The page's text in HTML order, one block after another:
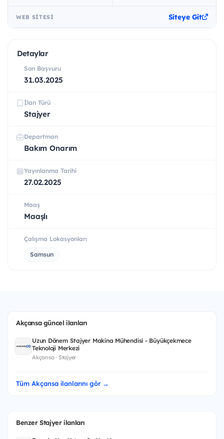
WEB SITESI Siteye Git
Detaylar
Son Başvuru
31.03.2025
İlan Türü
Stajyer
Departman
Bakım Onarım
Yayınlanma Tarihi
27.02.2025
Maaş
Maaşlı
Çalışma Lokasyonları
Samsun
Akçansa güncel ilanları
Uzun Dönem Stajyer Makina Mühendisi - Büyükçekmece
Teknoloji Merkezi
Akçansa · Stajyer
Tüm Akçansa ilanlarını gör →
Benzer Stajyer ilanları